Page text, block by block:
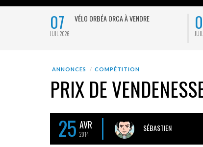
07
JUIL 2026
VÉLO ORBÉA ORCA À VENDRE
ANNONCES COMPÉTITION
PRIX DE
25 AVR
2014
SÉBASTIEN